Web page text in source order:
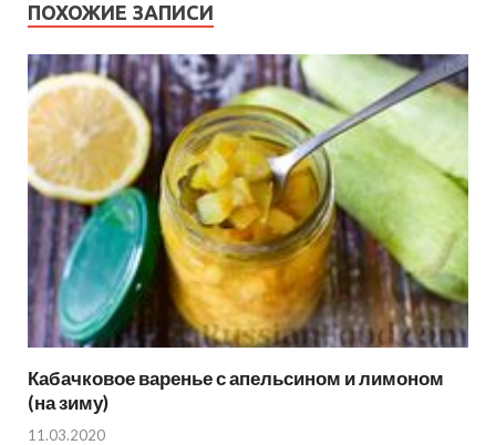
ПОХОЖИЕ ЗАПИСИ
Кабачковое варенье с апельсином и лимоном
(на зиму)
11.03.2020